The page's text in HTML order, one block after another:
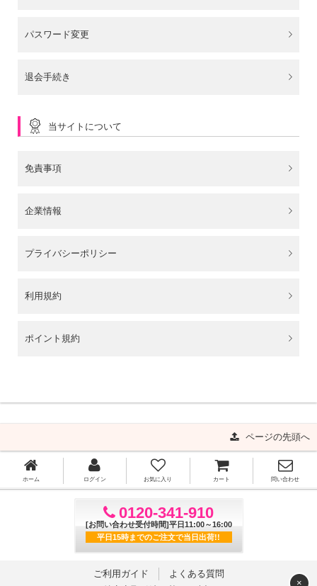
×
パスワード変更
退会手続き
当サイトについて
免責事項
企業情報
プライバシーポリシー
利用規約
ポイント規約
ページの先頭へ
ホーム ログイン お気に入り カート 問い合わせ
0120-341-910
[お問い合わせ受付時間]平日11:00～16:00
平日15時までのご注文で当日出荷!!
ご利用ガイド
よくある質問